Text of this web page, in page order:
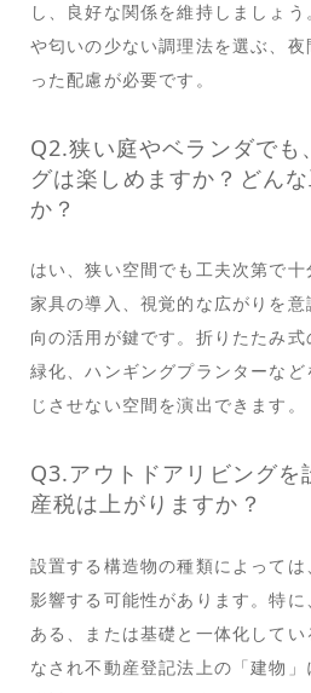
し、良好な関係を維持しましょ
や匂いの少ない調理法を選ぶ、
った配慮が必要です。
Q2.狭い庭やベランダでも
グは楽しめますか？どん
か？
はい、狭い空間でも工夫次第で
家具の導入、視覚的な広がりを
向の活用が鍵です。折りたたみ
緑化、ハンギングプランターな
じさせない空間を演出できます。
Q3.アウトドアリビングを
産税は上がりますか？
設置する構造物の種類によって
影響する可能性があります。特
ある、または基礎と一体化して
なされ不動産登記法上の「建物